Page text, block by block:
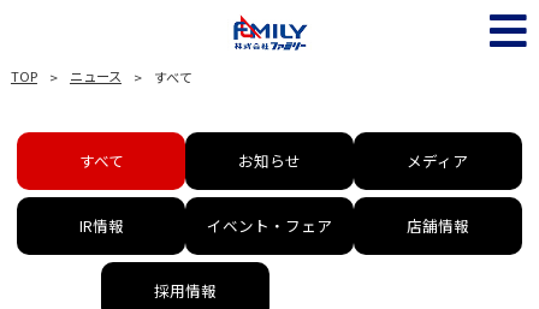
TOP ニュース すべて
すべて お知らせ メディア
IR情報 イベント・フェア 店舗情報
採用情報